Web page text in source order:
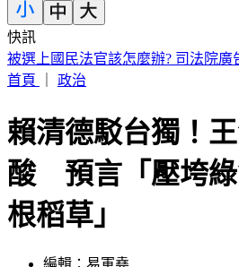
快訊
快訊／下午5點！被動元件大廠「年
首頁
政治
賴清德駁台獨！
酸 預言「壓垮綠
根稻草」